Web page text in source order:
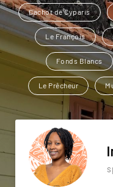
Cachot de Cyparis
Le François
Fonds Blancs
Le Prêcheur